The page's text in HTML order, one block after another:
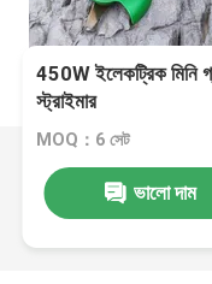
450W ইলেকট্রিক মিনি
স্ট্রাইমার
MOQ：6 সেট
ভালো দাম